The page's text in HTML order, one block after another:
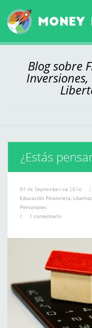
Blog sobre
¿Estás
hipoteca antes
01 de September de 2016
/
Educación Financiera,
Personales
/
1 comentario